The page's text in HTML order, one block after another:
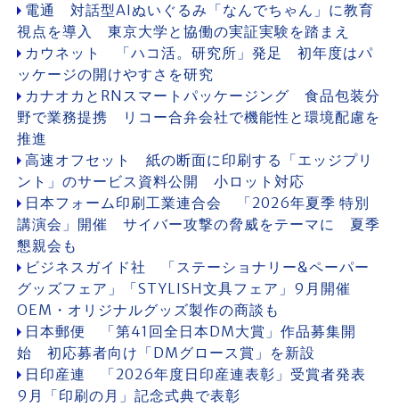
電通 対話型AIぬいぐるみ「なんでちゃん」に教育
視点を導入 東京大学と協働の実証実験を踏まえ
カウネット 「ハコ活。研究所」発足 初年度はパ
ッケージの開けやすさを研究
カナオカとRNスマートパッケージング 食品包装分
野で業務提携 リコー合弁会社で機能性と環境配慮を
推進
高速オフセット 紙の断面に印刷する「エッジプリ
ント」のサービス資料公開 小ロット対応
日本フォーム印刷工業連合会 「2026年夏季 特別
講演会」開催 サイバー攻撃の脅威をテーマに 夏季
懇親会も
ビジネスガイド社 「ステーショナリー&ペーパー
グッズフェア」「STYLISH文具フェア」9月開催
OEM・オリジナルグッズ製作の商談も
日本郵便 「第41回全日本DM大賞」作品募集開
始 初応募者向け「DMグロース賞」を新設
日印産連 「2026年度日印産連表彰」受賞者発表
9月「印刷の月」記念式典で表彰